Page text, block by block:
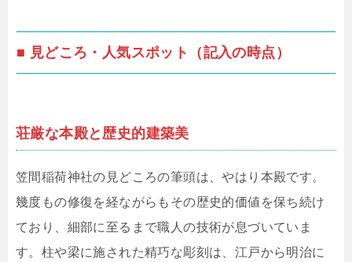
■ 見どころ・人気スポット（記入の時点）
荘厳な本殿と歴史的建築美
笠間稲荷神社の見どころの筆頭は、やはり本殿です。
幾度もの修復を経ながらもその歴史的価値を保ち続け
ており、細部に至るまで職人の技術が息づいていま
す。柱や梁に施された精巧な彫刻は、江戸から明治に